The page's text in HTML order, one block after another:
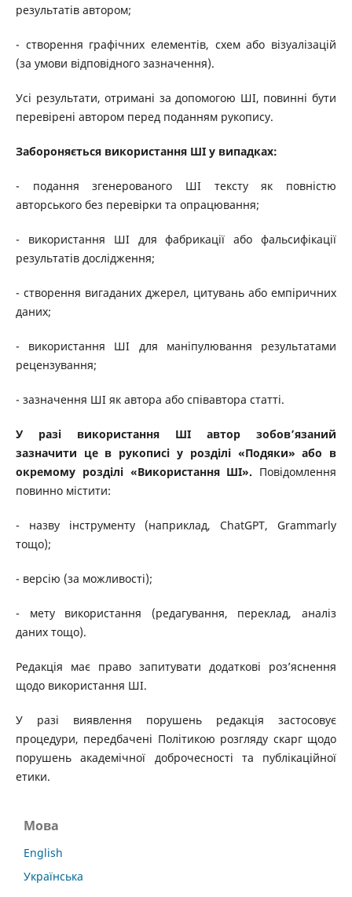
результатів автором;
- створення графічних елементів, схем або візуалізацій
(за умови відповідного зазначення).
Усі результати, отримані за допомогою ШІ, повинні бути
перевірені автором перед поданням рукопису.
Забороняється використання ШІ у випадках:
- подання згенерованого ШІ тексту як повністю
авторського без перевірки та опрацювання;
- використання ШІ для фабрикації або фальсифікації
результатів дослідження;
- створення вигаданих джерел, цитувань або емпіричних
даних;
- використання ШІ для маніпулювання результатами
рецензування;
- зазначення ШІ як автора або співавтора статті.
У разі використання ШІ автор зобов’язаний
зазначити це в рукописі у розділі «Подяки» або в
окремому розділі «Використання ШІ». Повідомлення
повинно містити:
- назву інструменту (наприклад, ChatGPT, Grammarly
тощо);
- версію (за можливості);
- мету використання (редагування, переклад, аналіз
даних тощо).
Редакція має право запитувати додаткові роз’яснення
щодо використання ШІ.
У разі виявлення порушень редакція застосовує
процедури, передбачені Політикою розгляду скарг щодо
порушень академічної доброчесності та публікаційної
етики.
Мова
English
Українська